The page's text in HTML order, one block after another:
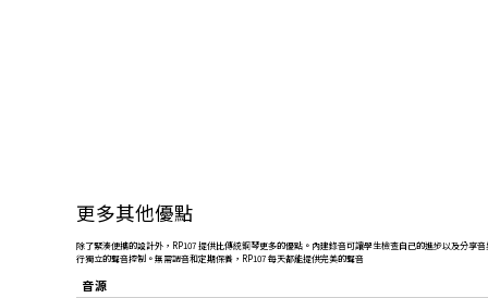
更多其他優點
除了緊湊便攜的設計外，RP107 提供比傳統鋼琴更多的優點。內建錄音可讓學生檢查自己的進步以及分
行獨立的聲音控制。無需調音和定期保養，RP107 每天都能提供完美的聲音
音源